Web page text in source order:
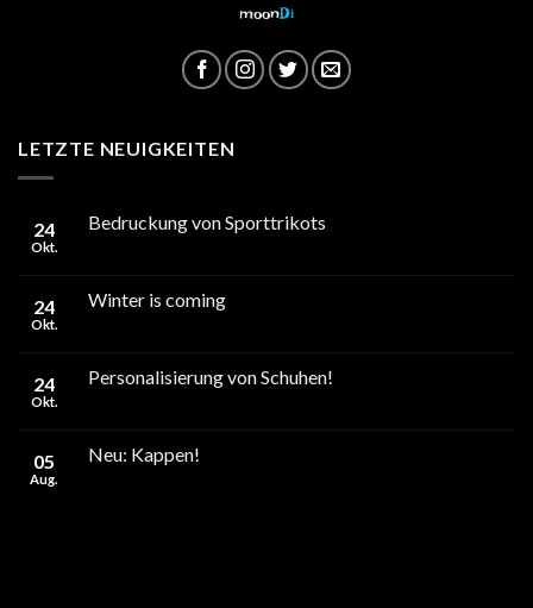
moonDi
LETZTE NEUIGKEITEN
24
Okt.
Bedruckung von Sporttrikots
24
Okt.
Winter is coming
24
Okt.
Personalisierung von Schuhen!
05
Aug.
Neu: Kappen!